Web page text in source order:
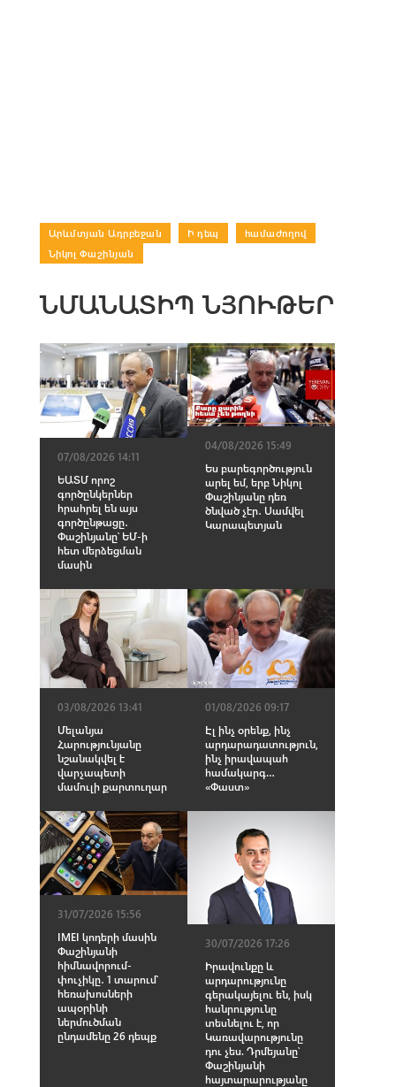
Արևմտյան Ադրբեջան Ի դեպ համաժողով
Նիկոլ Փաշինյան
ՆՄԱՆԱՏԻՊ ՆՅՈՒԹԵՐ
07/08/2026 14:11
ԵԱՏՄ որոշ
գործընկերներ
հրահրել են այս
գործընթացը․
Փաշինյանը՝ ԵՄ-ի
հետ մերձեցման
մասին
04/08/2026 15:49
Ես բարեգործություն
արել եմ, երբ Նիկոլ
Փաշինյանը դեռ
ծնված չէր․ Սամվել
Կարապետյան
03/08/2026 13:41
Մելանյա
Հարությունյանը
նշանակվել է
վարչապետի
մամուլի քարտուղար
01/08/2026 09:17
Էլ ինչ օրենք, ինչ
արդարադատություն,
ինչ իրավապահ
համակարգ…
«Փաստ»
31/07/2026 15:56
IMEI կոդերի մասին
Փաշինյանի
հիմնավորում-
փուչիկը․ 1 տարում՝
հեռախոսների
ապօրինի
ներմուծման
ընդամենը 26 դեպք
30/07/2026 17:26
Իրավունքը և
արդարությունը
գերակայելու են, իսկ
հանրությունը
տեսնելու է, որ
Կառավարությունը
դու չես. Դրմեյանը՝
Փաշինյանի
հայտարարությանը